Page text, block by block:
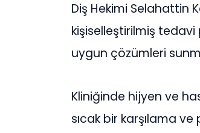
Diş Hekimi Selahattin
kişiselleştirilmiş
uygun çözümleri
Kliniğinde hijyen ve
sıcak bir karşılama